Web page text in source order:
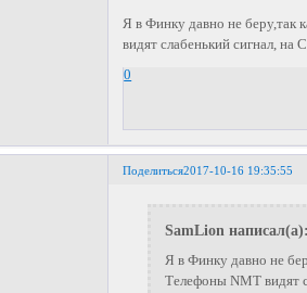
Я в Финку давно не беру,так
видят слабенький сигнал, на
0
Поделиться2017-10-16 19:35:55
SamLion
Я в Финку давно не
Телефоны NMT видят